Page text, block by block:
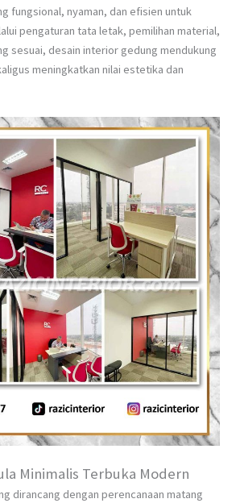
fungsional, nyaman, dan efisien untuk
pengaturan tata letak, pemilihan material,
sesuai, desain interior gedung mendukung
meningkatkan nilai estetika dan
Minimalis Terbuka Modern
dirancang dengan perencanaan matang